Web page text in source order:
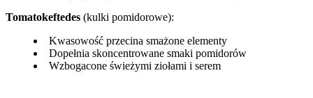
Tomatokeftedes (kulki pomidorowe):
Kwasowość przecina smażone elementy
Dopełnia skoncentrowane smaki pomidorów
Wzbogacone świeżymi ziołami i serem